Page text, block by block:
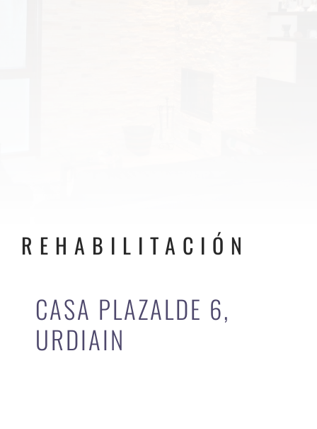
REHABILITACIÓN
CASA PLAZALDE 6,
URDIAIN